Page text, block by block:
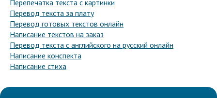
Перепечатка текста с картинки
Перевод текста за плату
Перевод готовых текстов онлайн
Написание текстов на заказ
Перевод текста с английского на русский онлайн
Написание конспекта
Написание стиха